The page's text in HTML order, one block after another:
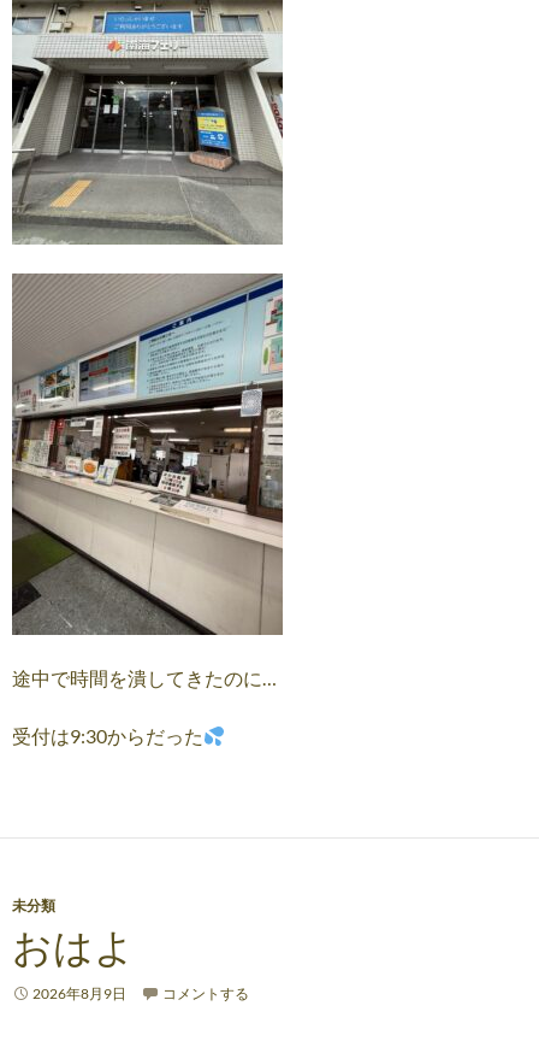
途中で時間を潰してきたのに…
受付は9:30からだった
未分類
おはよ
2026年8月9日 コメントする